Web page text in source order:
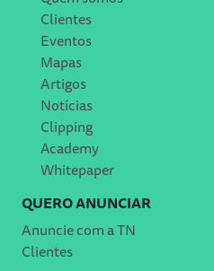
Clientes
Eventos
Mapas
Artigos
Notícias
Clipping
Academy
Whitepaper
QUERO ANUNCIAR
Anuncie com a TN
Clientes